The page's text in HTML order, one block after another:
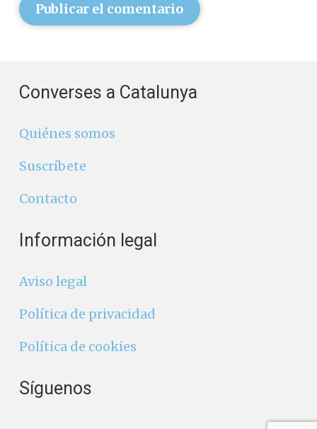
Publicar el comentario
Converses a Catalunya
Quiénes somos
Suscríbete
Contacto
Información legal
Aviso legal
Política de privacidad
Política de cookies
Síguenos